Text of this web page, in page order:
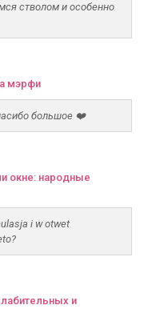
стволом и особенно
мэрфи
большое ❤️
окне: народные
i w otwet
и